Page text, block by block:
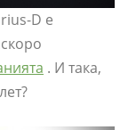
D е
. И така,